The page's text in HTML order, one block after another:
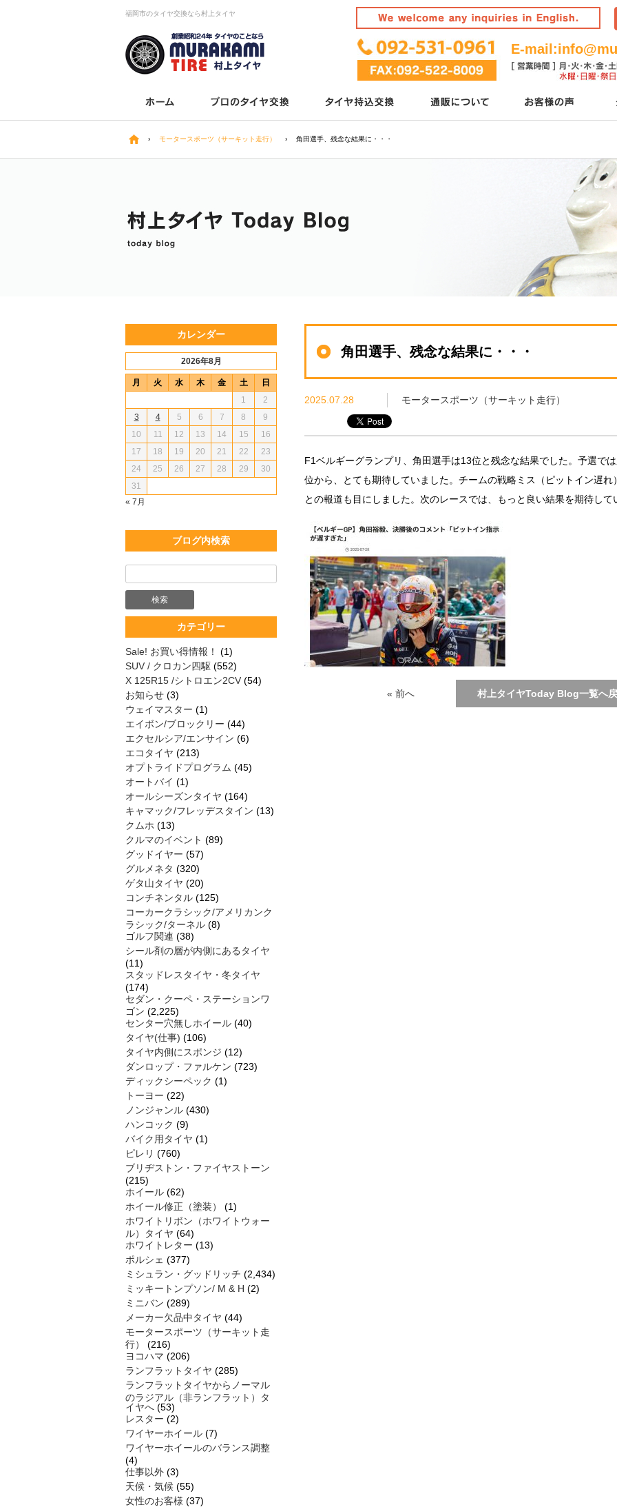
福岡市のタイヤ交換なら村上タイヤ
E-mail:
› モータースポーツ（サーキット走行） › 角田選手、残念な結果に・・・
角田選手、残念な結果に・・・
2025.07.28 モータースポーツ（サーキット走行）
F1ベルギーグランプリ、角田選手は13位と残念な結果でした。予選で
位から、とても期待していました。チームの戦略ミス（ピットイン遅
との報道も目にしました。次のレースでは、もっと良い結果を期待して
« 前へ 村上タイヤToday Blog一覧へ
カレンダー
2026年8月
月 火 水 木 金 土 日
« 7月
1
2
3
4 5 6 7 8
9
10
11 12 13 14 15
16
17
18 19 20 21 22
23
24
25 26 27 28 29
30
31
ブログ内検索
カテゴリー
Sale! お買い得情報！
(1)
SUV / クロカン四駆 (552)
X 125R15 /シトロエン2CV (54)
お知らせ (3)
ウェイマスター (1)
エイボン/ブロックリー (44)
エクセルシア/エンサイン (6)
エコタイヤ (213)
オプトライドプログラム (45)
オートバイ (1)
オールシーズンタイヤ (164)
キャマック/フレッデスタイン (13)
クムホ (13)
クルマのイベント (89)
グッドイヤー (57)
グルメネタ (320)
ゲタ山タイヤ (20)
コンチネンタル (125)
コーカークラシック/アメリカンク
ラシック/ターネル (8)
ゴルフ関連 (38)
シール剤の層が内側にあるタイヤ
(11)
スタッドレスタイヤ・冬タイヤ
(174)
セダン・クーペ・ステーションワ
ゴン (2,225)
センター穴無しホイール (40)
タイヤ(仕事) (106)
タイヤ内側にスポンジ (12)
ダンロップ・ファルケン (723)
ディックシーペック (1)
トーヨー (22)
ノンジャンル (430)
ハンコック (9)
バイク用タイヤ (1)
ピレリ (760)
ブリヂストン・ファイヤストーン
(215)
ホイール (62)
ホイール修正（塗装）
(1)
ホワイトリボン（ホワイトウォー
ル）タイヤ (64)
ホワイトレター (13)
ポルシェ (377)
ミシュラン・グッドリッチ (2,434)
ミッキートンプソン/ M & H (2)
ミニバン (289)
メーカー欠品中タイヤ (44)
モータースポーツ（サーキット走
行）
(216)
ヨコハマ (206)
ランフラットタイヤ (285)
ランフラットタイヤからノーマル
のラジアル（非ランフラット）タ
イヤへ (53)
レスター (2)
ワイヤーホイール (7)
ワイヤーホイールのバランス調整
(4)
仕事以外 (3)
天候・気候 (55)
女性のお客様 (37)